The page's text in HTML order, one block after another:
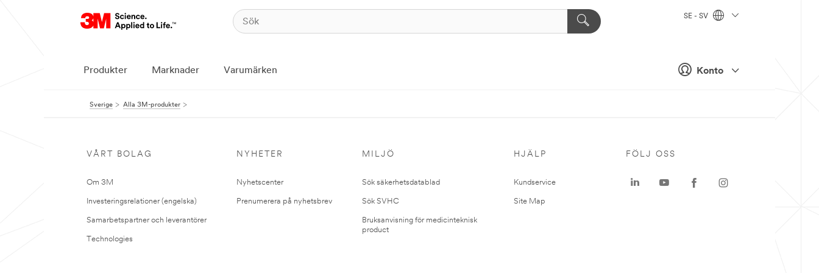
Konto
SE - SV
Produkter Marknader Varumärken
Sverige Alla 3M-produkter
VÅRT BOLAG
Om 3M
Investeringsrelationer (engelska)
Samarbetspartner och leverantörer
Technologies
NYHETER
Nyhetscenter
Prenumerera på nyhetsbrev
MILJÖ
Sök säkerhetsdatablad
Sök SVHC
Bruksanvisning för medicinteknisk
product
HJÄLP
Kundservice
Site Map
FÖLJ OSS